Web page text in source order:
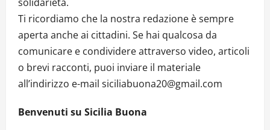
Ti ricordiamo che la nostra redazione è sempre
aperta anche ai cittadini. Se hai qualcosa da
comunicare e condividere attraverso video, articoli
o brevi racconti, puoi inviare il materiale
all’indirizzo e-mail siciliabuona20@gmail.com
Benvenuti su Sicilia Buona